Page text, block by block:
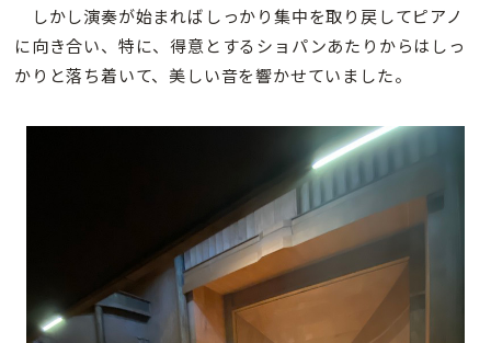
しかし演奏が始まればしっかり集中を取り戻してピアノ
に向き合い、特に、得意とするショパンあたりからはしっ
かりと落ち着いて、美しい音を響かせていました。